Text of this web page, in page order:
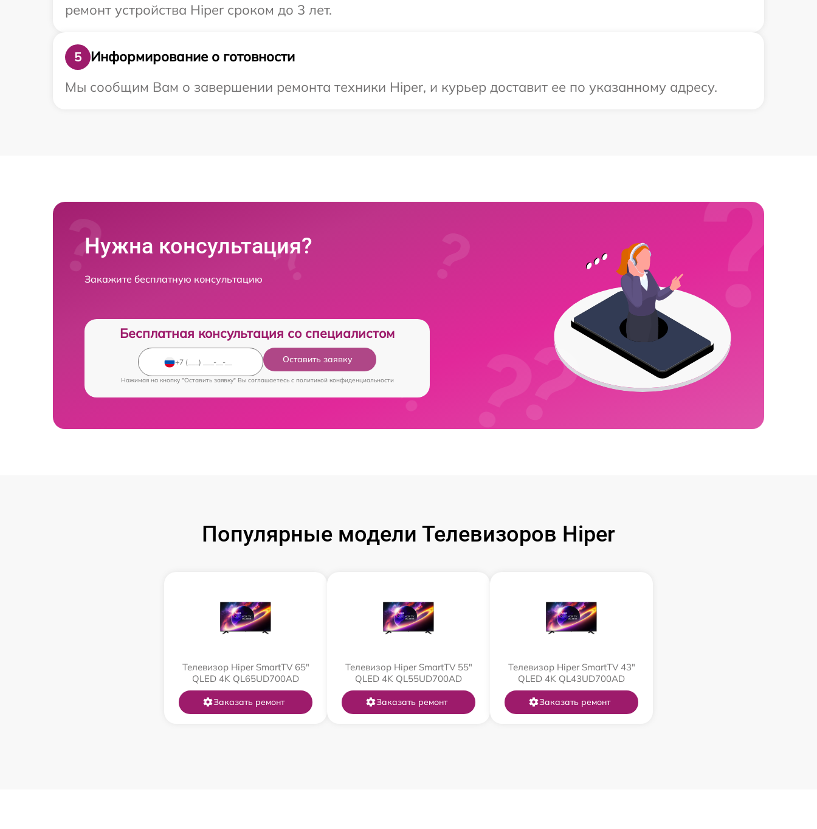
ремонт устройства Hiper сроком до 3 лет.
5
Информирование о готовности
Мы сообщим Вам о завершении ремонта техники Hiper, и курьер доставит ее по указанному адресу.
Нужна консультация?
Закажите бесплатную консультацию
Бесплатная консультация со специалистом
Оставить заявку
Нажимая на кнопку "Оставить заявку" Вы соглашаетесь c политикой конфиденциальности
Популярные модели Телевизоров Hiper
Телевизор Hiper SmartTV 65"
QLED 4K QL65UD700AD
Заказать ремонт
Телевизор Hiper SmartTV 55"
QLED 4K QL55UD700AD
Заказать ремонт
Телевизор Hiper SmartTV 43"
QLED 4K QL43UD700AD
Заказать ремонт